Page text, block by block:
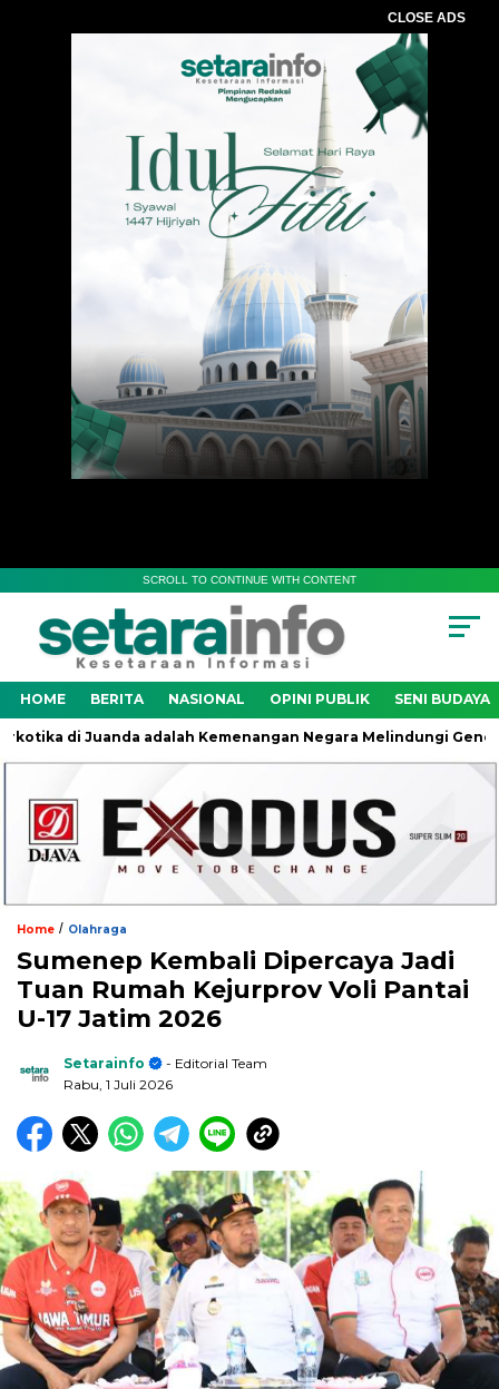
CLOSE ADS
SCROLL TO CONTINUE WITH CONTENT
HOME BERITA NASIONAL OPINI PUBLIK SENI BUDAYA
di Juanda adalah Kemenangan Negara Melindungi Generasi
Home / Olahraga
Sumenep Kembali Dipercaya Jadi
Tuan Rumah Kejurprov Voli Pantai
U-17 Jatim 2026
Setarainfo
- Editorial Team
Rabu, 1 Juli 2026